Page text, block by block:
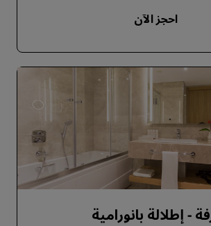
احجز الآن
- إطلالة بانورامية